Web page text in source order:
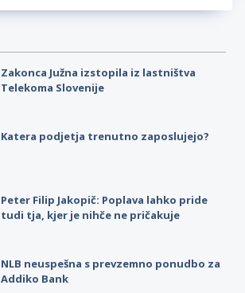
Zakonca Južna izstopila iz lastništva
Telekoma Slovenije
Katera podjetja trenutno zaposlujejo?
Peter Filip Jakopič: Poplava lahko pride
tudi tja, kjer je nihče ne pričakuje
NLB neuspešna s prevzemno ponudbo za
Addiko Bank